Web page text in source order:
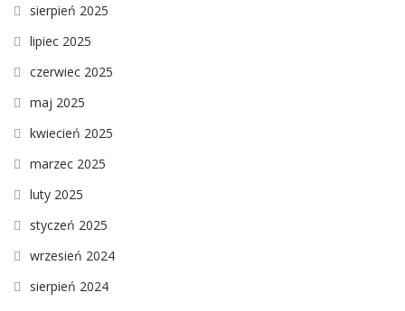
sierpień 2025
lipiec 2025
czerwiec 2025
maj 2025
kwiecień 2025
marzec 2025
luty 2025
styczeń 2025
wrzesień 2024
sierpień 2024